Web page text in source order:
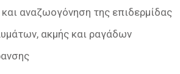
αναζωογόνηση της επιδερμίδας
ακμής και ραγάδων